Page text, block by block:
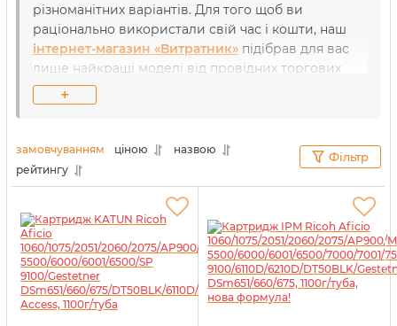
різноманітних варіантів. Для того щоб ви
раціонально використали свій час і кошти, наш
інтернет-магазин «Витратник» підібрав для вас
лише найкращі моделі від провідних торгових
марок. Кожний пристрій досконально
перевірений на герметичність та сумісність
користуватися офісною технікою тільки із
задоволенням.
+
замовчуванням ціною
назвою
рейтингу
Фільтр